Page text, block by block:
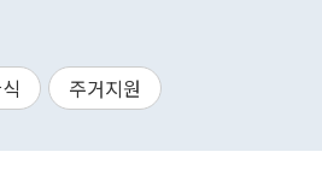
주거지원